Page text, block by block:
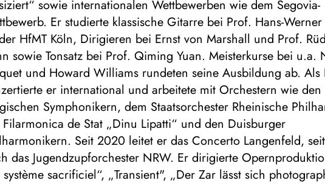
sowie internationalen Wettbewerben wie dem Segovia-
Er studierte klassische Gitarre bei Prof. Hans-
HfMT Köln, Dirigieren bei Ernst von Marshall und Prof.
sowie Tonsatz bei Prof. Qiming Yuan. Meisterkurse bei u.a.
und Howard Williams rundeten seine Ausbildung ab.
er international und arbeitete mit Orchestern wie den
Symphonikern, dem Staatsorchester Rheinische
de Stat „Dinu Lipatti“ und den Duisburger
Seit 2020 leitet er das Concerto Langenfeld,
das Jugendzupforchester NRW. Er dirigierte
système sacrificiel“, „Transient", „Der Zar lässt sich